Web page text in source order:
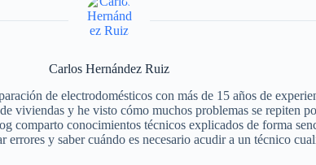
Carlos Hernández Ruiz
de electrodomésticos con más de 15 años de
viviendas y he visto cómo muchos problemas se repiten
comparto conocimientos técnicos explicados de forma
errores y saber cuándo es necesario acudir a un técnico